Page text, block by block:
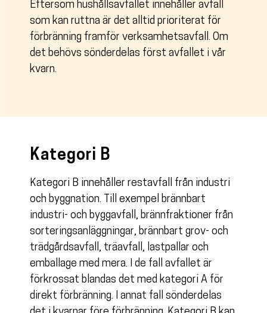
Eftersom hushållsavfallet innehåller avfall
som kan ruttna är det alltid prioriterat för
förbränning framför verksamhetsavfall. Om
det behövs sönderdelas först avfallet i vår
kvarn.
Kategori B
Kategori B innehåller restavfall från industri
och byggnation. Till exempel brännbart
industri- och byggavfall, brännfraktioner från
sorteringsanläggningar, brännbart grov- och
trädgårdsavfall, träavfall, lastpallar och
emballage med mera. I de fall avfallet är
förkrossat blandas det med kategori A för
direkt förbränning. I annat fall sönderdelas